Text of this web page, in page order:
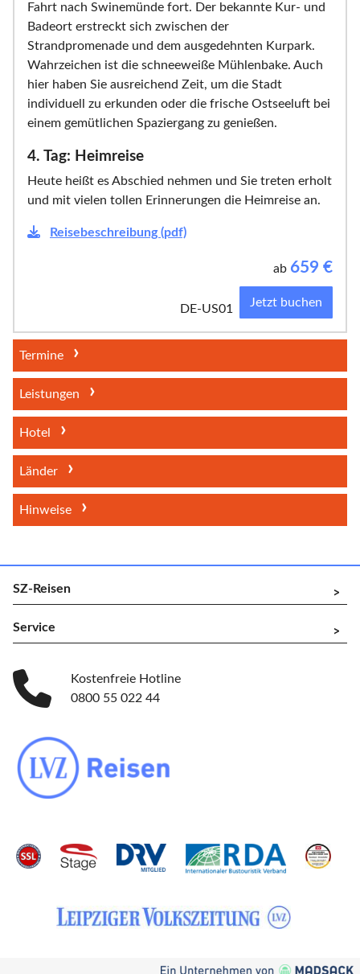
Fahrt nach Swinemünde fort. Der bekannte Kur- und
Badeort erstreckt sich zwischen der
Strandpromenade und dem ausgedehnten Kurpark.
Wahrzeichen ist die schneeweiße Mühlenbake. Auch
hier haben Sie ausreichend Zeit, um die Stadt
individuell zu erkunden oder die frische Ostseeluft bei
einem gemütlichen Spaziergang zu genießen.
4. Tag: Heimreise
Heute heißt es Abschied nehmen und Sie treten erholt
und mit vielen tollen Erinnerungen die Heimreise an.
Reisebeschreibung (pdf)
ab 659 €
DE-US01 Jetzt buchen
Termine
Leistungen
Hotel
Länder
Hinweise
SZ-Reisen ^
Service ^
Kostenfreie Hotline
0800 55 022 44